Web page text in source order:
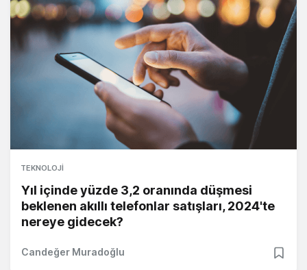
TEKNOLOJI
Yıl içinde yüzde 3,2 oranında düşmesi
beklenen akıllı telefonlar satışları, 2024'te
nereye gidecek?
Candeğer Muradoğlu